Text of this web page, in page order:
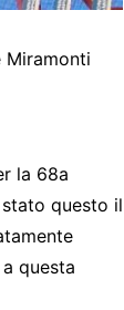
Miramonti
la 68a
questo il
questa